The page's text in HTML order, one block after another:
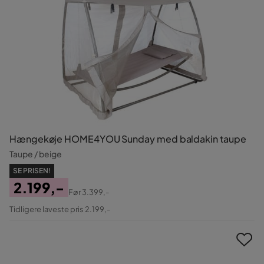
Hængekøje HOME4YOU Sunday med baldakin taupe
Taupe / beige
SE PRISEN!
Pris
2.199,-
Original
Før3.399,-
Tidligere laveste pris 2.199,-